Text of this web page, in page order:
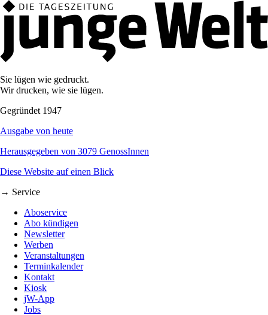
Sie lügen wie gedruckt.
Wir drucken, wie sie lügen.
Gegründet 1947
Ausgabe von heute
Herausgegeben von 3079 GenossInnen
Diese Website auf einen Blick
→ Service
Aboservice
Abo kündigen
Newsletter
Werben
Veranstaltungen
Terminkalender
Kontakt
Kiosk
jW-App
Jobs